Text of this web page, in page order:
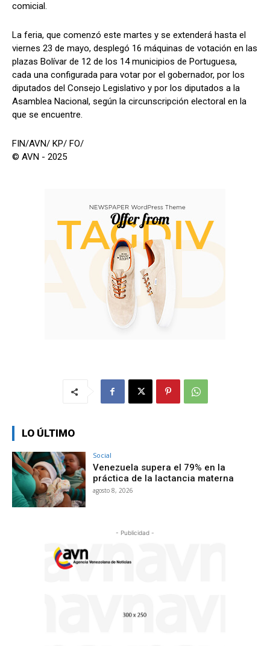
comicial.
La feria, que comenzó este martes y se extenderá hasta el
viernes 23 de mayo, desplegó 16 máquinas de votación en las
plazas Bolívar de 12 de los 14 municipios de Portuguesa,
cada una configurada para votar por el gobernador, por los
diputados del Consejo Legislativo y por los diputados a la
Asamblea Nacional, según la circunscripción electoral en la
que se encuentre.
FIN/AVN/ KP/ FO/
© AVN - 2025
LO ÚLTIMO
Social
Venezuela supera el 79% en la
práctica de la lactancia materna
agosto 8, 2026
- Publicidad -